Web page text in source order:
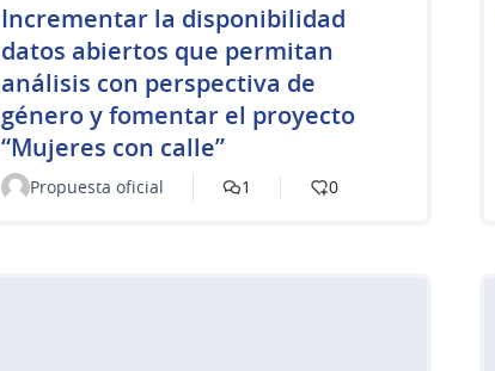
Incrementar la disponibilidad
datos abiertos que permitan
análisis con perspectiva de
género y fomentar el proyecto
“Mujeres con calle”
Propuesta oficial 1 0